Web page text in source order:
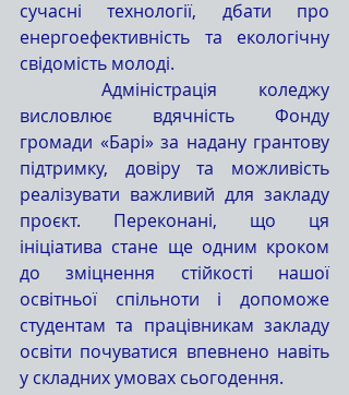
сучасні технології, дбати про
енергоефективність та екологічну
свідомість молоді.
висловлює вдячність Фонду
громади «Барі» за надану грантову
підтримку, довіру та можливість
реалізувати важливий для закладу
проєкт. Переконані, що ця
ініціатива стане ще одним кроком
до зміцнення стійкості нашої
освітньої спільноти і допоможе
студентам та працівникам закладу
освіти почуватися впевнено навіть
у складних умовах сьогодення.